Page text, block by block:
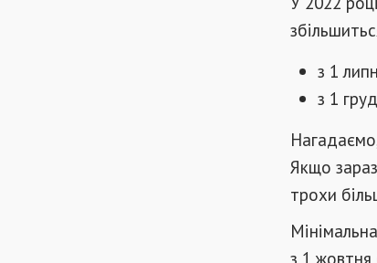
з 1
з 1
Якщо
трохи
з 1 жовтня